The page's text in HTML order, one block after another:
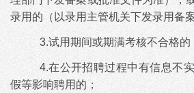
录用的（以录用主管机关下发录用备
3.试用期间或期满考核不合格的
4.在公开招聘过程中有信息不
假等影响聘用的；